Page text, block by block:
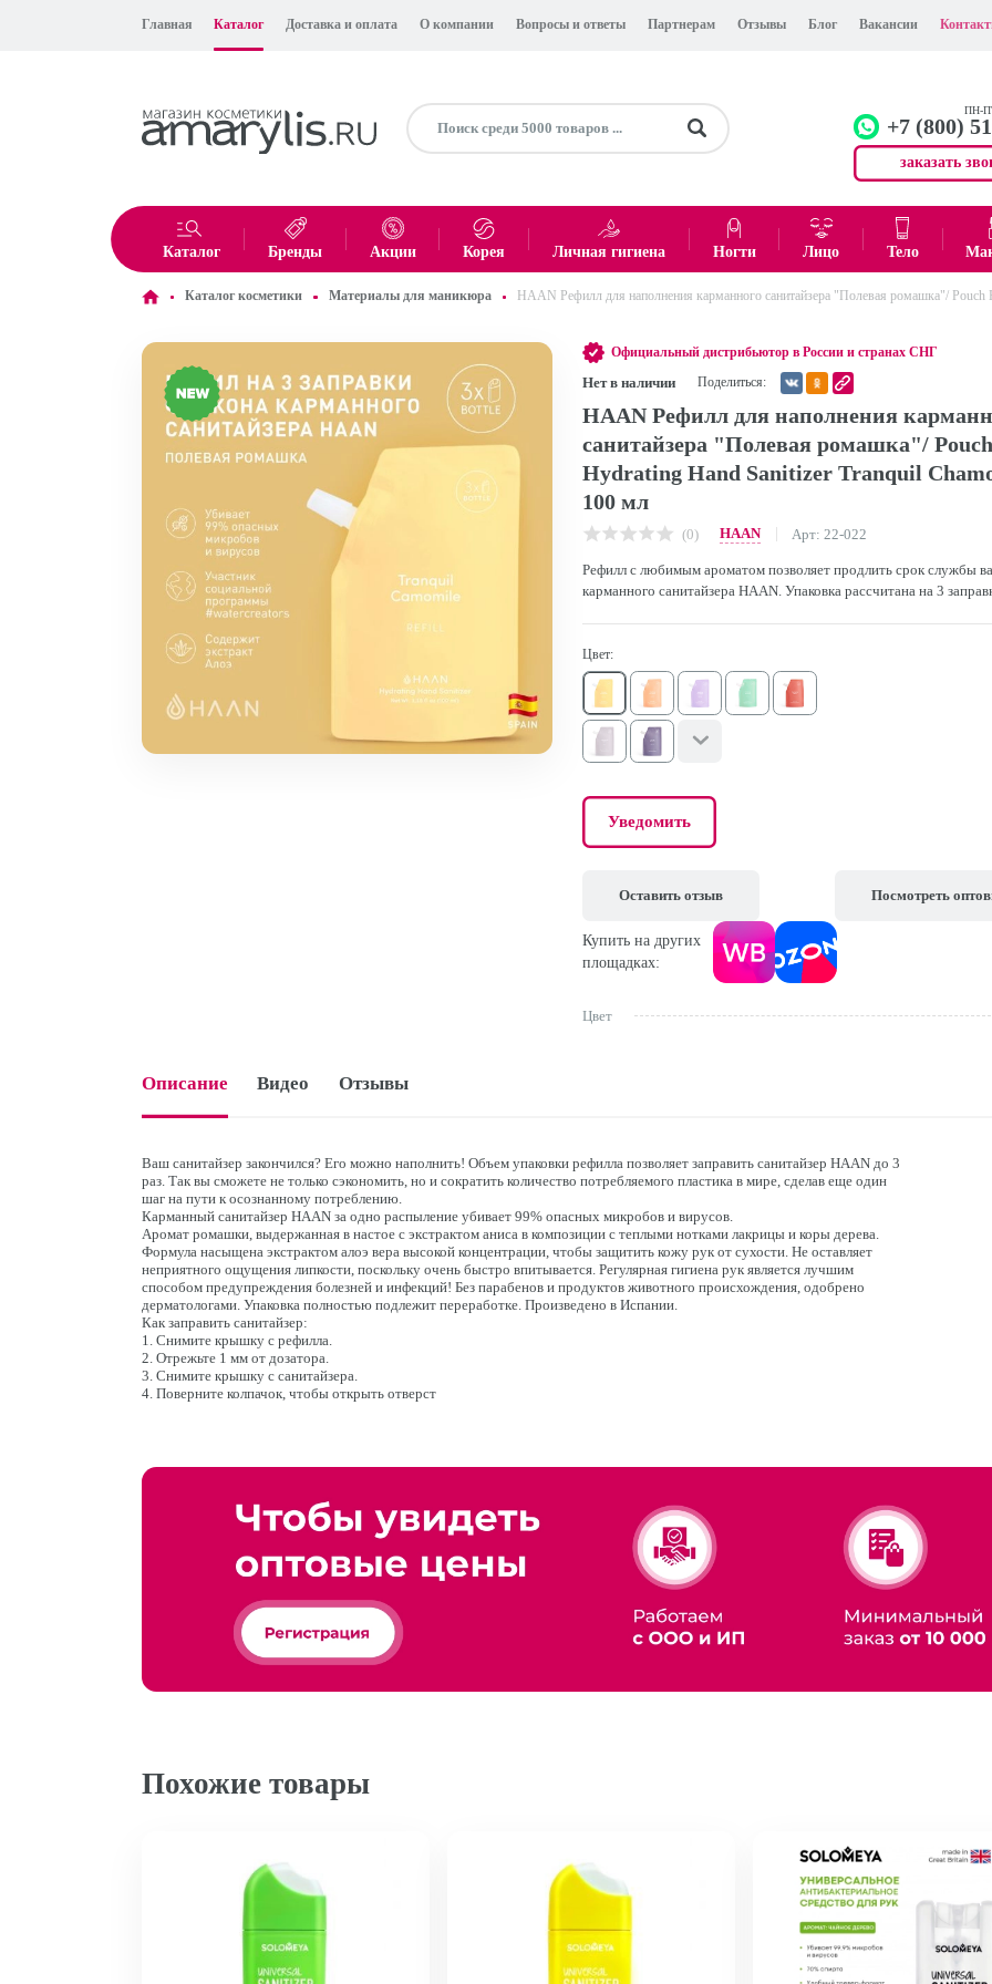
Главная Каталог Доставка и оплата О компании Вопросы и ответы Партнерам Отзывы Блог Вакансии
ПН-
+7 (800)
заказать
Офис +7 (499)
Итого: 0 ₽
Каталог Бренды Акции Корея Личная гигиена Ногти Лицо Тело
Каталог косметики Материалы для маникюра HAAN Рефилл для наполнения карманного санитайзера "Полевая ромашка"/
Официальный дистрибьютор в России и странах СНГ
Нет в наличии Поделиться:
HAAN Рефилл для наполнения
санитайзера "Полевая ромашка"/ Pouch
Hydrating Hand Sanitizer Tranquil
100 мл
(0) HAAN Арт: 22-022
Рефилл с любимым ароматом позволяет продлить срок службы
карманного санитайзера HAAN. Упаковка рассчитана на 3
Цвет:
Уведомить
Оставить отзыв Посмотреть
Купить на других
площадках:
Цвет
Описание Видео Отзывы
Ваш санитайзер закончился? Его можно наполнить! Объем упаковки рефилла позволяет заправить санитайзер HAAN до 3
раз. Так вы сможете не только сэкономить, но и сократить количество потребляемого пластика в мире, сделав еще один
шаг на пути к осознанному потреблению.
Карманный санитайзер HAAN за одно распыление убивает 99% опасных микробов и вирусов.
Аромат ромашки, выдержанная в настое с экстрактом аниса в композиции с теплыми нотками лакрицы и коры дерева.
Формула насыщена экстрактом алоэ вера высокой концентрации, чтобы защитить кожу рук от сухости. Не оставляет
неприятного ощущения липкости, поскольку очень быстро впитывается. Регулярная гигиена рук является лучшим
способом предупреждения болезней и инфекций! Без парабенов и продуктов животного происхождения, одобрено
дерматологами. Упаковка полностью подлежит переработке. Произведено в Испании.
Как заправить санитайзер:
1. Снимите крышку с рефилла.
2. Отрежьте 1 мм от дозатора.
3. Снимите крышку с санитайзера.
4. Поверните колпачок, чтобы открыть отверст
Похожие товары